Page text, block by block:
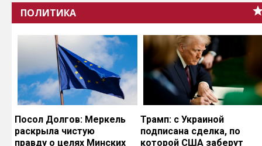
ПОЛИТИКА
Посол Долгов: Меркель
раскрыла чистую
правду о целях Минских
Трамп: с Украиной
подписана сделка, по
которой США заберут